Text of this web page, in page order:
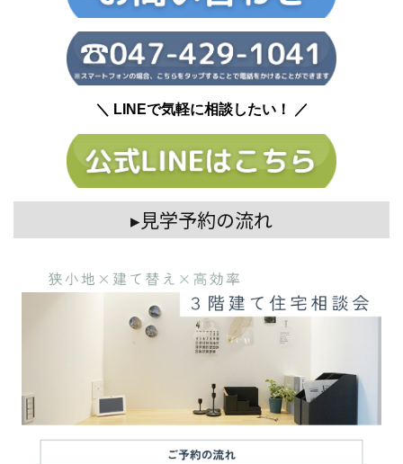
＼ LINEで気軽に相談したい！ ／
▸見学予約の流れ